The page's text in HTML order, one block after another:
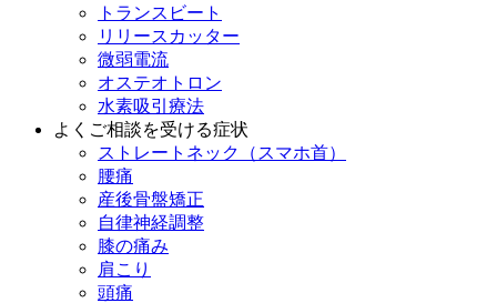
トランスビート
リリースカッター
微弱電流
オステオトロン
水素吸引療法
よくご相談を受ける症状
ストレートネック（スマホ首）
腰痛
産後骨盤矯正
自律神経調整
膝の痛み
肩こり
頭痛